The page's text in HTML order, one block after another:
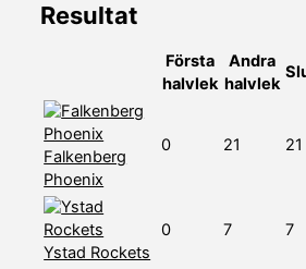
Resultat
Första
halvlek
Andra
halvlek
Falkenberg
Phoenix
0 21 21
Ystad Rockets
0 7 7